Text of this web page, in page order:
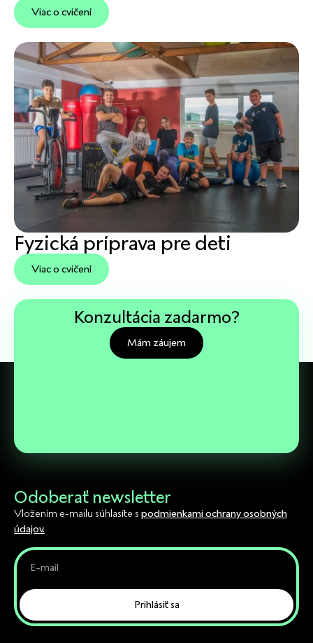
Viac o cvičení
Fyzická príprava pre deti
Viac o cvičení
Konzultácia zadarmo?
Mám záujem
Odoberať newsletter
Vložením e-mailu súhlasíte s podmienkami ochrany osobných
údajov.
Prihlásiť sa